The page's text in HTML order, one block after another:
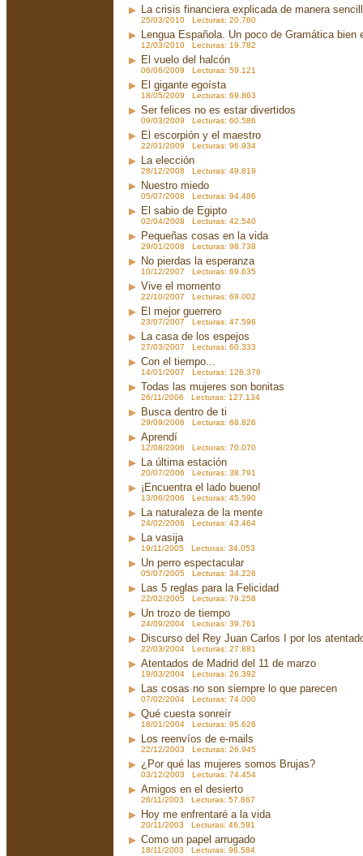
La crisis financiera explicada de manera
25/03/2010 Lecturas: 20.760
Lengua Española. Un poco de Gramática bien
12/03/2010 Lecturas: 19.782
El vuelo del halcón
06/06/2009 Lecturas: 59.121
El gigante egoísta
18/05/2009 Lecturas: 69.863
Ser felices no es estar divertidos
09/03/2009 Lecturas: 60.586
El escorpión y el maestro
22/01/2009 Lecturas: 96.934
La elección
28/12/2008 Lecturas: 49.819
Nuestro miedo
05/07/2008 Lecturas: 94.486
El sabio de Egipto
02/04/2008 Lecturas: 42.540
Pequeñas cosas en la vida
29/01/2008 Lecturas: 98.738
No pierdas la esperanza
10/12/2007 Lecturas: 69.635
Vive el momento
22/10/2007 Lecturas: 69.002
El mejor guerrero
23/07/2007 Lecturas: 47.596
La casa de los espejos
27/03/2007 Lecturas: 60.333
Con el tiempo...
14/01/2007 Lecturas: 126.376
Todas las mujeres son bonitas
26/11/2006 Lecturas: 127.134
Busca dentro de ti
29/09/2006 Lecturas: 68.826
Aprendí
12/08/2006 Lecturas: 70.070
La última estación
20/07/2006 Lecturas: 38.791
¡Encuentra el lado bueno!
13/06/2006 Lecturas: 45.590
La naturaleza de la mente
24/02/2006 Lecturas: 43.464
La vasija
19/11/2005 Lecturas: 34.053
Un perro espectacular
05/07/2005 Lecturas: 34.226
Las 5 reglas para la Felicidad
22/02/2005 Lecturas: 79.258
Un trozo de tiempo
24/09/2004 Lecturas: 39.761
Discurso del Rey Juan Carlos I por los
22/03/2004 Lecturas: 27.881
Atentados de Madrid del 11 de marzo
19/03/2004 Lecturas: 26.392
Las cosas no son siempre lo que parecen
07/02/2004 Lecturas: 74.000
Qué cuesta sonreír
18/01/2004 Lecturas: 95.626
Los reenvíos de e-mails
22/12/2003 Lecturas: 26.945
¿Por qué las mujeres somos Brujas?
03/12/2003 Lecturas: 74.454
Amigos en el desierto
26/11/2003 Lecturas: 57.867
Hoy me enfrentaré a la vida
20/11/2003 Lecturas: 46.591
Como un papel arrugado
18/11/2003 Lecturas: 96.584